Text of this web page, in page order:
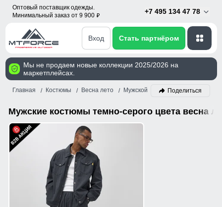
Оптовый поставщик одежды.
Минимальный заказ от 9 900 p
+7 495 134 47 78
Вход Стать партнёром
Мы не продаем новые коллекции 2025/2026 на
маркетплейсах.
Главная Костюмы Весна лето Мужской Темно-серый
Поделиться
Мужские костюмы темно-серого цвета весна